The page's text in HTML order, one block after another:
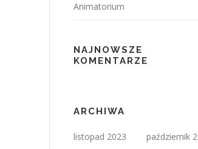
Animatorium
NAJNOWSZE
KOMENTARZE
ARCHIWA
listopad 2023
październik